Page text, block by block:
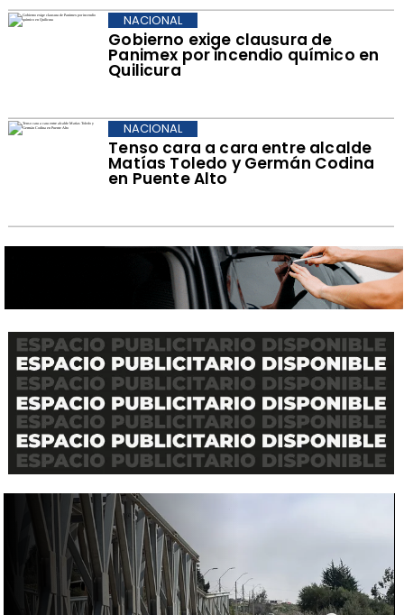
Gobierno exige clausura de
Panimex por incendio químico en
Quilicura
NACIONAL
Tenso cara a cara entre alcalde
Matías Toledo y Germán Codina
en Puente Alto
NACIONAL